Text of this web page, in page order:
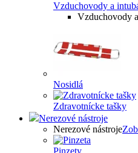
Vzduchovody a
Vzduchovody
Nosidlá
Zdravotnícke tašky
Nerezové nástroje
Nerezové nástroje
Pinzety